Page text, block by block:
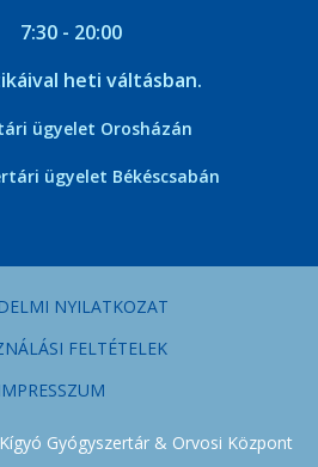
7:30 - 20:00
heti váltásban.
ügyelet Orosházán
ügyelet Békéscsabán
NYILATKOZAT
FELTÉTELEK
IMPRESSZUM
Gyógyszertár & Orvosi Központ